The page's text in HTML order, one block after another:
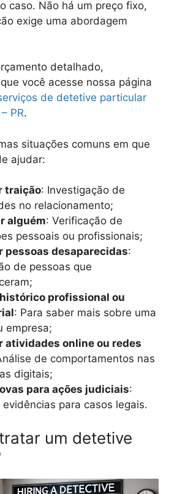
caso. Não há um preço fixo,
exige uma abordagem
detalhado,
você acesse nossa página
de detetive particular
PR.
situações comuns em que
ajudar:
traição: Investigação de
no relacionamento;
alguém: Verificação de
pessoais ou profissionais;
pessoas desaparecidas:
de pessoas que
profissional ou
: Para saber mais sobre uma
empresa;
atividades online ou redes
de comportamentos nas
digitais;
para ações judiciais:
para casos legais.
um detetive